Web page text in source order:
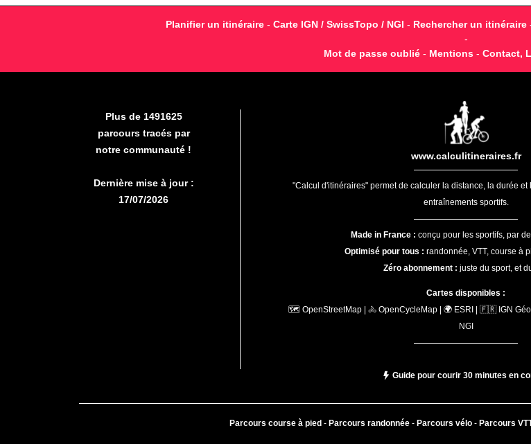
Planifier un itinéraire - Carte IGN / SwissTopo / NGI - Rechercher un itinéraire
-
Mot de passe oublié- Mentions- Contact,
Plus de 1491625
parcours tracés par
notre communauté !
Dernière mise à jour :
17/07/2026
www.calculitineraires.fr
"Calcul d'itinéraires" permet de calculer la distance, la durée
entraînements sportifs.
Made in France : conçu pour les sportifs, par
Optimisé pour tous : randonnée, VTT, course à
Zéro abonnement : juste du sport, et
Cartes disponibles :
🗺️ OpenStreetMap | 🚴 OpenCycleMap | 🌍 ESRI | 🇫🇷 IGN
NGI
Guide pour courir 30 minutes en
Parcours course à pied - Parcours randonnée- Parcours vélo- Parcours